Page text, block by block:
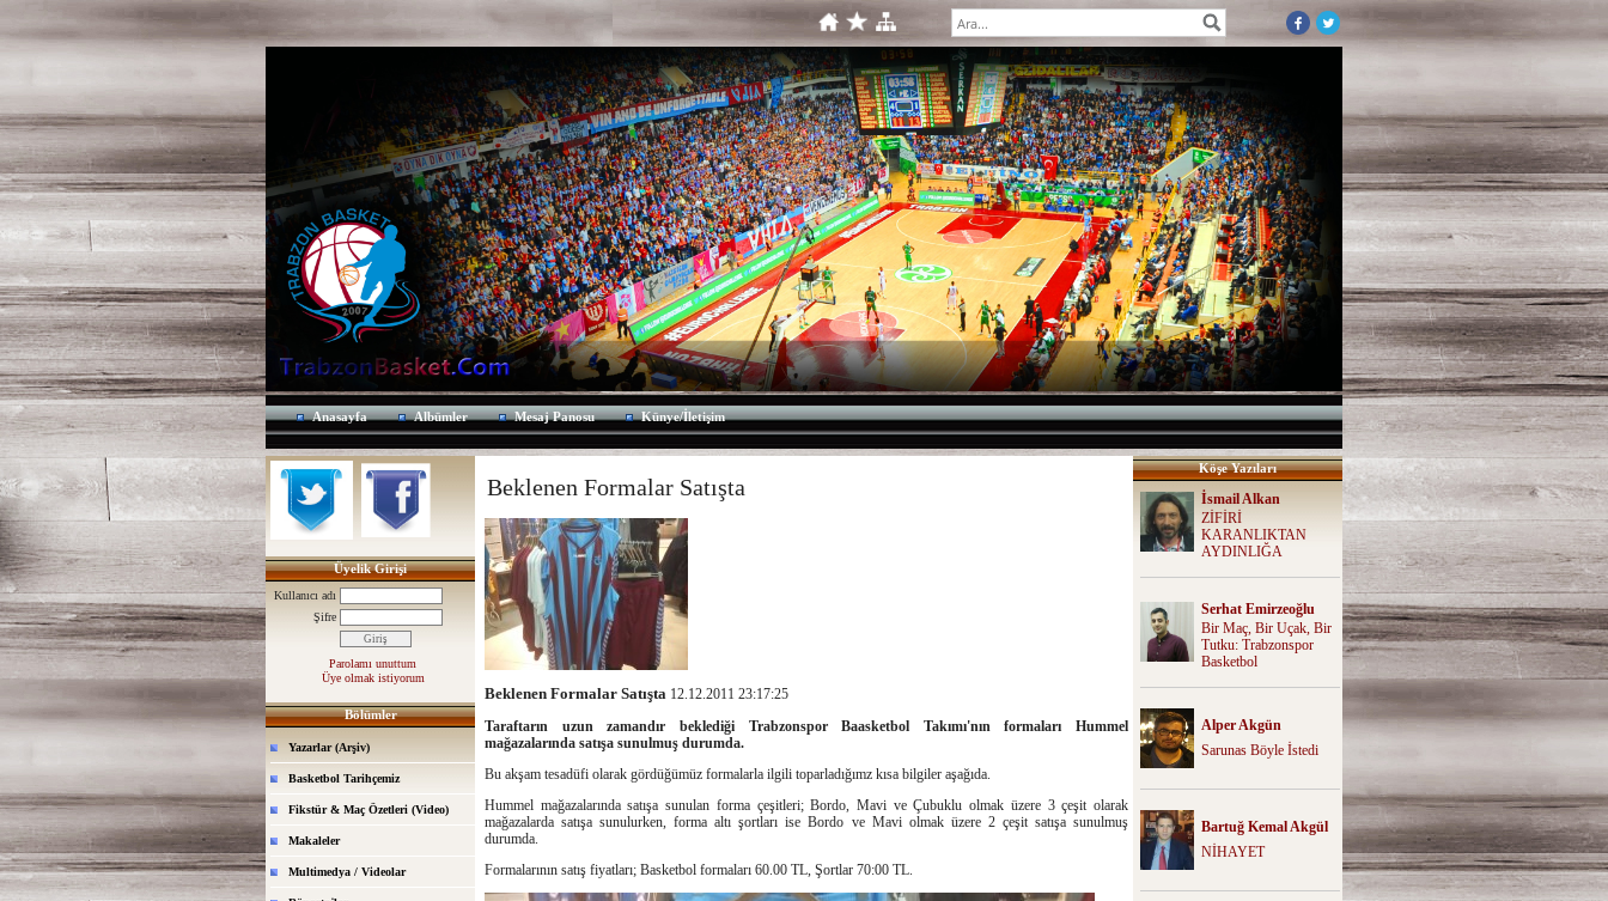
Anasayfa Albümler Mesaj Panosu Künye/İletişim
Üyelik Girişi
Kullanıcı adı
Şifre
Parolamı unuttum
Üye olmak istiyorum
Bölümler
Yazarlar (Arşiv)
Basketbol Tarihçemiz
Fikstür & Maç Özetleri (Video)
Makaleler
Multimedya / Videolar
Beklenen Formalar Satışta
Beklenen Formalar Satışta 12.12.2011 23:17:25
Taraftarın uzun zamandır beklediği Trabzonspor Baasketbol Takımı'nın formaları Hummel
mağazalarında satışa sunulmuş durumda.
Bu akşam tesadüfi olarak gördüğümüz formalarla ilgili toparladığımz kısa bilgiler aşağıda.
Hummel mağazalarında satışa sunulan forma çeşitleri; Bordo, Mavi ve Çubuklu olmak üzere 3 çeşit olarak
mağazalarda satışa sunulurken, forma altı şortları ise Bordo ve Mavi olmak üzere 2 çeşit satışa sunulmuş
durumda.
Formalarının satış fiyatları; Basketbol formaları 60.00 TL, Şortlar 70:00 TL.
Köşe Yazıları
İsmail Alkan
ZİFİRİ
KARANLIKTAN
AYDINLIĞA
Serhat Emirzeoğlu
Bir Maç, Bir Uçak, Bir
Tutku: Trabzonspor
Basketbol
Alper Akgün
Sarunas Böyle İstedi
Bartuğ Kemal Akgül
NİHAYET